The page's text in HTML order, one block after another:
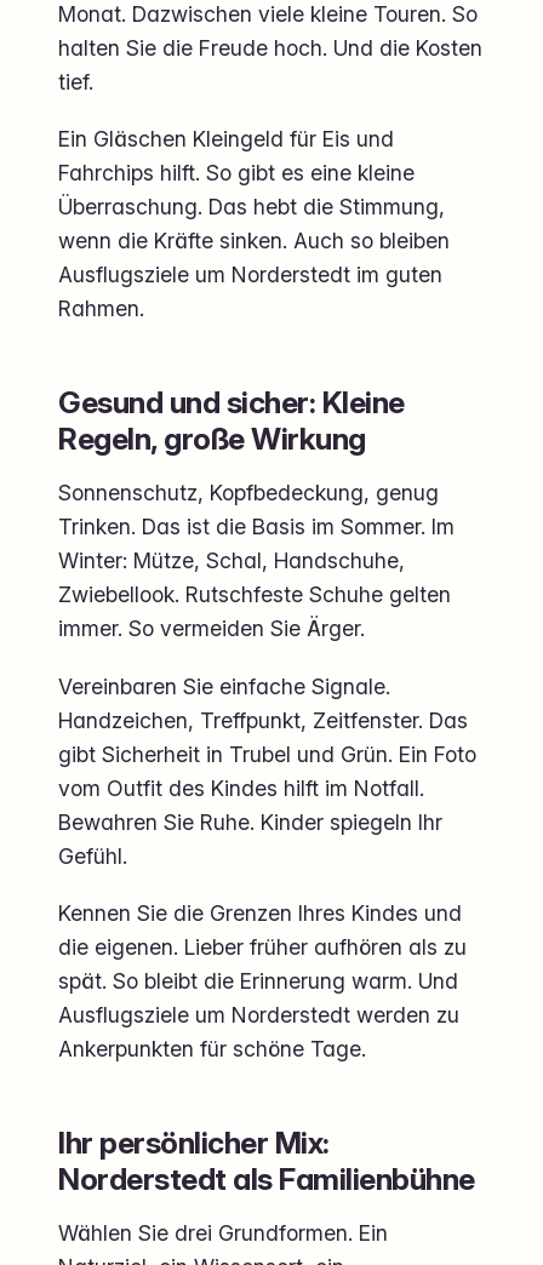
Monat. Dazwischen viele kleine Touren. So
halten Sie die Freude hoch. Und die Kosten
tief.
Ein Gläschen Kleingeld für Eis und
Fahrchips hilft. So gibt es eine kleine
Überraschung. Das hebt die Stimmung,
wenn die Kräfte sinken. Auch so bleiben
Ausflugsziele um Norderstedt im guten
Rahmen.
Gesund und sicher: Kleine
Regeln, große Wirkung
Sonnenschutz, Kopfbedeckung, genug
Trinken. Das ist die Basis im Sommer. Im
Winter: Mütze, Schal, Handschuhe,
Zwiebellook. Rutschfeste Schuhe gelten
immer. So vermeiden Sie Ärger.
Vereinbaren Sie einfache Signale.
Handzeichen, Treffpunkt, Zeitfenster. Das
gibt Sicherheit in Trubel und Grün. Ein Foto
vom Outfit des Kindes hilft im Notfall.
Bewahren Sie Ruhe. Kinder spiegeln Ihr
Gefühl.
Kennen Sie die Grenzen Ihres Kindes und
die eigenen. Lieber früher aufhören als zu
spät. So bleibt die Erinnerung warm. Und
Ausflugsziele um Norderstedt werden zu
Ankerpunkten für schöne Tage.
Ihr persönlicher Mix:
Norderstedt als Familienbühne
Wählen Sie drei Grundformen. Ein